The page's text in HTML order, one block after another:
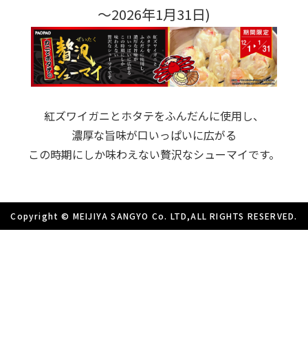
～2026年1月31日)
紅ズワイガニとホタテをふんだんに使用し、
濃厚な旨味が口いっぱいに広がる
この時期にしか味わえない贅沢なシューマイです。
Copyright © MEIJIYA SANGYO Co. LTD,ALL RIGHTS RESERVED.